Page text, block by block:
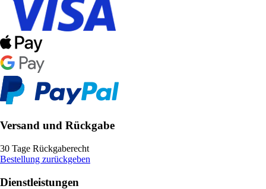
Versand und Rückgabe
30 Tage Rückgaberecht
Bestellung zurückgeben
Dienstleistungen